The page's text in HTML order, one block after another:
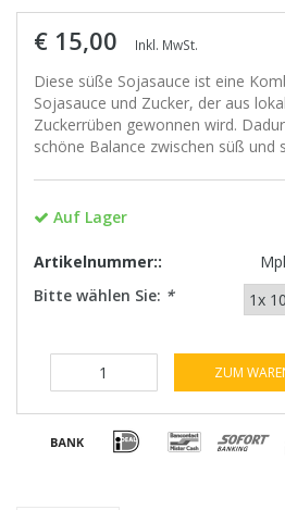
€ 15,00 Inkl. MwSt.
Diese süße Sojasauce ist eine
Sojasauce und Zucker, der aus
Zuckerrüben gewonnen wird.
schöne Balance zwischen süß und
Auf Lager
Artikelnummer::
Bitte wählen Sie: *
ZUM